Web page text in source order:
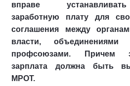
вправе
заработную плату для
соглашения между
власти, объединениями
профсоюзами. Причем
зарплата должна быть
МРОТ.